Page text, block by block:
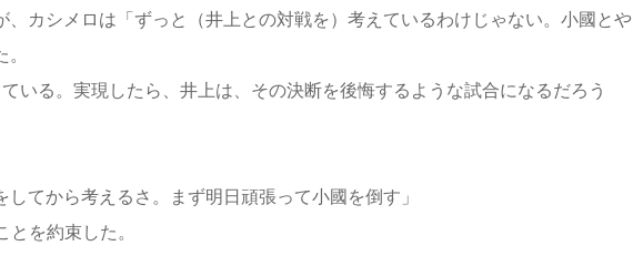
、カシメロは「ずっと（井上との対戦を）考えているわけじゃない。小國とや
いる。実現したら、井上は、その決断を後悔するような試合になるだろう
してから考えるさ。まず明日頑張って小國を倒す」
を約束した。